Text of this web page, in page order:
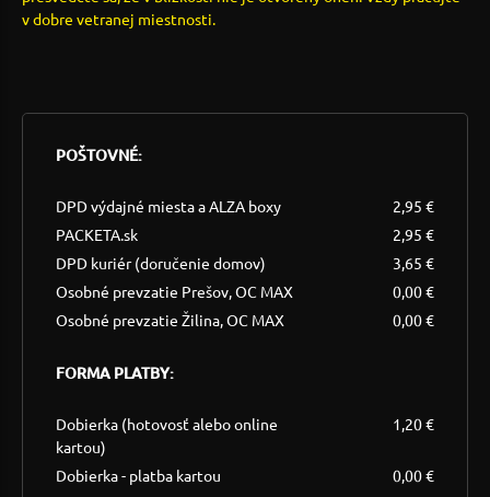
v dobre vetranej miestnosti.
POŠTOVNÉ:
DPD výdajné miesta a ALZA boxy
2,95 €
PACKETA.sk
2,95 €
DPD kuriér (doručenie domov)
3,65 €
Osobné prevzatie Prešov, OC MAX
0,00 €
Osobné prevzatie Žilina, OC MAX
0,00 €
FORMA PLATBY:
Dobierka (hotovosť alebo online
kartou)
1,20 €
Dobierka - platba kartou
0,00 €